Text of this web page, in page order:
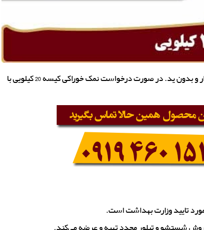
فروش نمک خوراکی کیسه 20 کیلویی، تبلور مجدد و شستشو، یددار و بدون ید. در صورت درخواست نمک خوراکی کیسه 20 کیلویی با
تایید وزارت بهداشت است.